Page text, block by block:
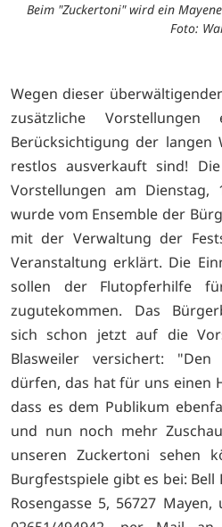
Beim "Zuckertoni" wird ein
Foto:
Wegen dieser
zusätzliche
Berücksichtigung der langen
restlos ausverkauft sind!
Vorstellungen am
wurde vom Ensemble der
mit der Verwaltung der
Veranstaltung erklärt. Die
sollen der Flutopferhilfe
zugutekommen. Das
sich schon jetzt auf die
Blasweiler versichert:
dürfen, das hat für uns einen
dass es dem Publikum
und nun noch mehr
unseren Zuckertoni sehen
Burgfestspiele gibt es bei: Bell
Rosengasse 5, 56727